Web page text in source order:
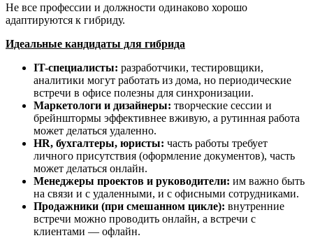
Не все профессии и должности одинаково хорошо
адаптируются к гибриду.
Идеальные кандидаты для гибрида
IT-специалисты: разработчики, тестировщики,
аналитики могут работать из дома, но периодические
встречи в офисе полезны для синхронизации.
Маркетологи и дизайнеры: творческие сессии и
брейнштормы эффективнее вживую, а рутинная работа
может делаться удаленно.
HR, бухгалтеры, юристы: часть работы требует
личного присутствия (оформление документов), часть
может делаться онлайн.
Менеджеры проектов и руководители: им важно быть
на связи и с удаленными, и с офисными сотрудниками.
Продажники (при смешанном цикле): внутренние
встречи можно проводить онлайн, а встречи с
клиентами — офлайн.